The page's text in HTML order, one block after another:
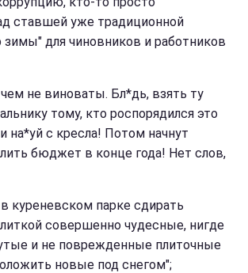
ставшей уже традиционной
для чиновников и работников
не виноваты. Бл*дь, взять ту
тому, кто роспорядился это
на*уй с кресла! Потом начнут
бюджет в конце года! Нет слов,
куреневском парке сдирать
совершенно чудесные, нигде
и не поврежденные плиточные
новые под снегом";